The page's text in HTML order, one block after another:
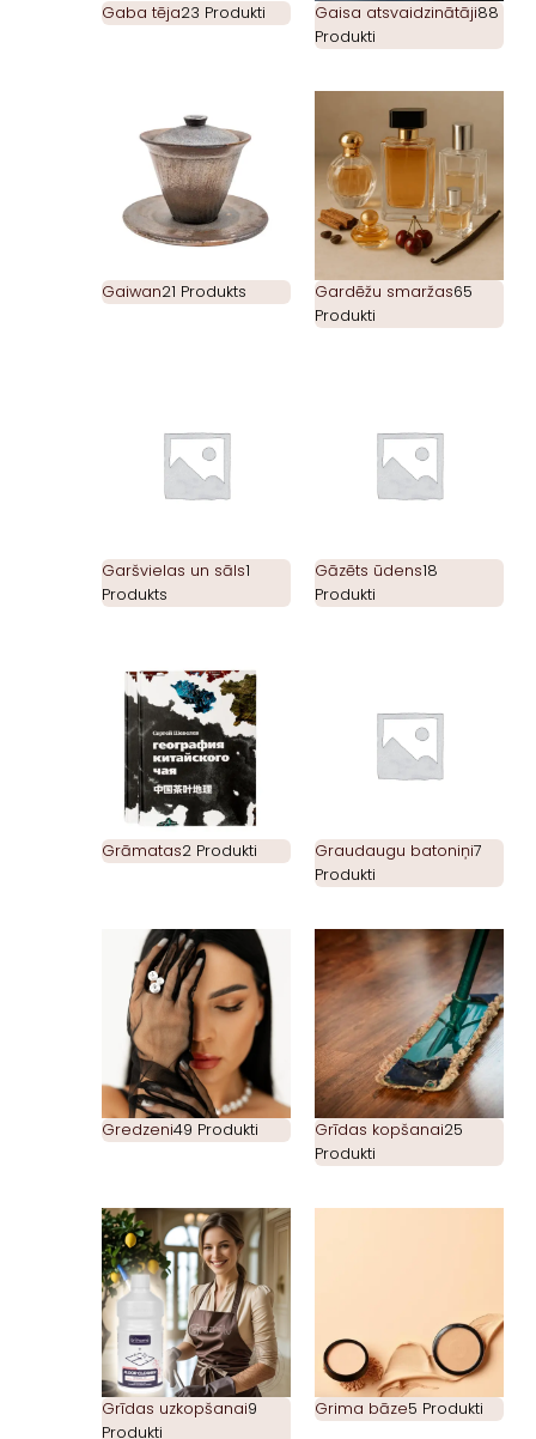
Gaba tēja23 Produkti Gaisa atsvaidzinātāji88
Produkti
Gaiwan21 Produkts Gardēžu smaržas65
Produkti
Garšvielas un sāls1
Produkts
Gāzēts ūdens18
Produkti
Grāmatas2 Produkti Graudaugu batoniņi7
Produkti
Gredzeni49 Produkti Grīdas kopšanai25
Produkti
Grīdas uzkopšanai9
Produkti
Grima bāze5 Produkti